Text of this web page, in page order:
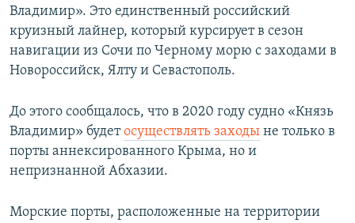
Владимир». Это единственный российский
круизный лайнер, который курсирует в сезон
навигации из Сочи по Черному морю с заходами в
Новороссийск, Ялту и Севастополь.
До этого сообщалось, что в 2020 году судно «Князь
Владимир» будетосуществлять заходы не только в
порты аннексированного Крыма, но и
непризнанной Абхазии.
Морские порты, расположенные на территории